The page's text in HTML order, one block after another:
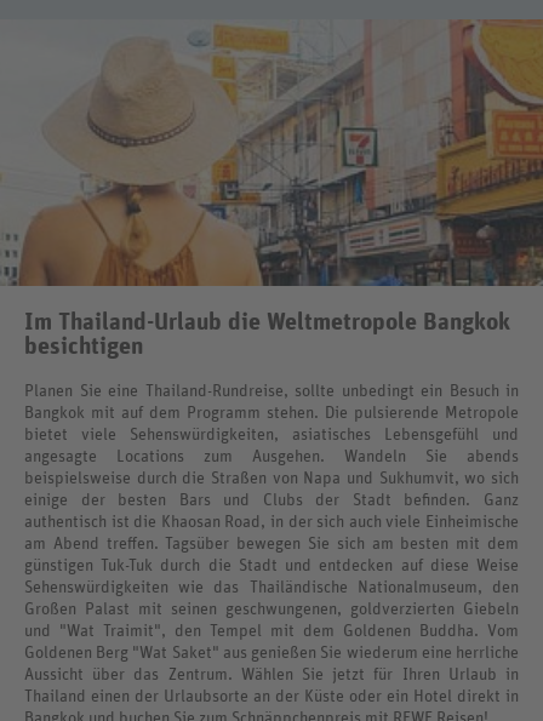
Im Thailand-Urlaub die Weltmetropole Bangkok
besichtigen
Planen Sie eine Thailand-Rundreise, sollte unbedingt ein Besuch in
Bangkok mit auf dem Programm stehen. Die pulsierende Metropole
bietet viele Sehenswürdigkeiten, asiatisches Lebensgefühl und
angesagte Locations zum Ausgehen. Wandeln Sie abends
beispielsweise durch die Straßen von Napa und Sukhumvit, wo sich
einige der besten Bars und Clubs der Stadt befinden. Ganz
authentisch ist die Khaosan Road, in der sich auch viele Einheimische
am Abend treffen. Tagsüber bewegen Sie sich am besten mit dem
günstigen Tuk-Tuk durch die Stadt und entdecken auf diese Weise
Sehenswürdigkeiten wie das Thailändische Nationalmuseum, den
Großen Palast mit seinen geschwungenen, goldverzierten Giebeln
und "Wat Traimit", den Tempel mit dem Goldenen Buddha. Vom
Goldenen Berg "Wat Saket" aus genießen Sie wiederum eine herrliche
Aussicht über das Zentrum. Wählen Sie jetzt für Ihren Urlaub in
Thailand einen der Urlaubsorte an der Küste oder ein Hotel direkt in